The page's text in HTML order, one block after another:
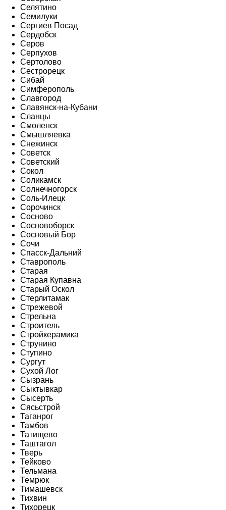
Селятино
Семилуки
Сергиев Посад
Сердобск
Серов
Серпухов
Сертолово
Сестрорецк
Сибай
Симферополь
Славгород
Славянск-на-Кубани
Сланцы
Смоленск
Смышляевка
Снежинск
Советск
Советский
Сокол
Соликамск
Солнечногорск
Соль-Илецк
Сорочинск
Сосново
Сосновоборск
Сосновый Бор
Сочи
Спасск-Дальний
Ставрополь
Старая
Старая Купавна
Старый Оскол
Стерлитамак
Стрежевой
Стрельна
Строитель
Стройкерамика
Струнино
Ступино
Сургут
Сухой Лог
Сызрань
Сыктывкар
Сысерть
Сясьстрой
Таганрог
Тамбов
Татищево
Таштагол
Тверь
Тейково
Тельмана
Темрюк
Тимашевск
Тихвин
Тихорецк